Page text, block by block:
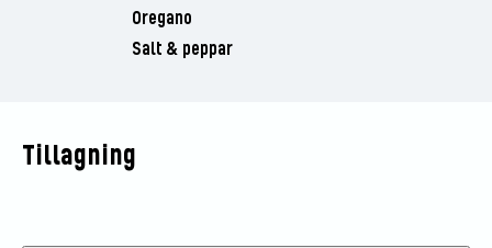
Oregano
Salt & peppar
Tillagning